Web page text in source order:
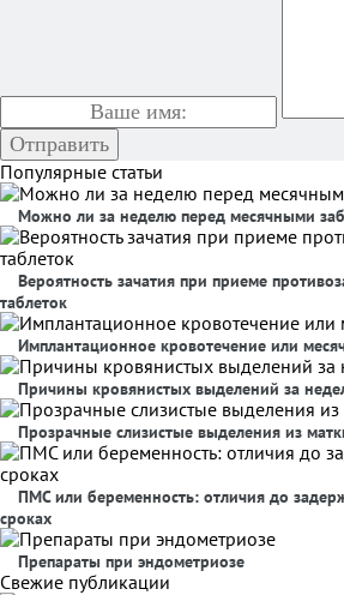
Популярные статьи
Можно ли за неделю перед месячными
Вероятность зачатия при приеме
таблеток
Имплантационное кровотечение или
Причины кровянистых выделений за
Прозрачные слизистые выделения из
ПМС или беременность: отличия до
сроках
Препараты при эндометриозе
Свежие публикации